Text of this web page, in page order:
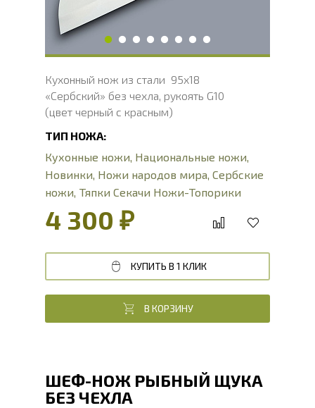
Вес, г
Кухонный нож из стали 95х18
«Сербский» без чехла, рукоять G10
(цвет черный с красным)
ТИП НОЖА:
Кухонные ножи, Национальные ножи,
Новинки, Ножи народов мира, Сербские
ножи, Тяпки Секачи Ножи-Топорики
4 300 ₽
КУПИТЬ В 1 КЛИК
В КОРЗИНУ
ШЕФ-НОЖ РЫБНЫЙ ЩУКА
БЕЗ ЧЕХЛА